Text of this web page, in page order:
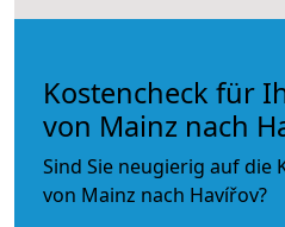
Kostencheck für
von Mainz nach
Sind Sie neugierig auf die
von Mainz nach Havířov?